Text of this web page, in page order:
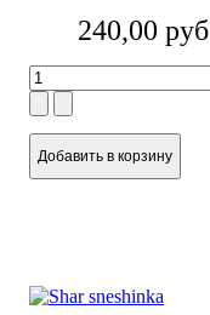
240,00 руб